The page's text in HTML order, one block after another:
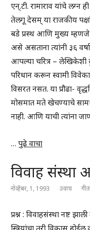
एन्.टी. रामाराव यांचे लग्न
तेलगू देसम् या राजकीय
बडे प्रस्थ आणि मुख्य
असे असताना त्यांनी ३६
आपल्या चरित्र –
परिधान करून स्वामी
विसरत नसत. या प्रौढा-
मोसमात मते खेचण्याचे
नाही. आणि याची त्यांना
…पुढे वाचा
विवाह संस्था
नोव्हेंबर, 1, 1993 उवाच
प्रश्न : विवाहसंस्था नष्ट